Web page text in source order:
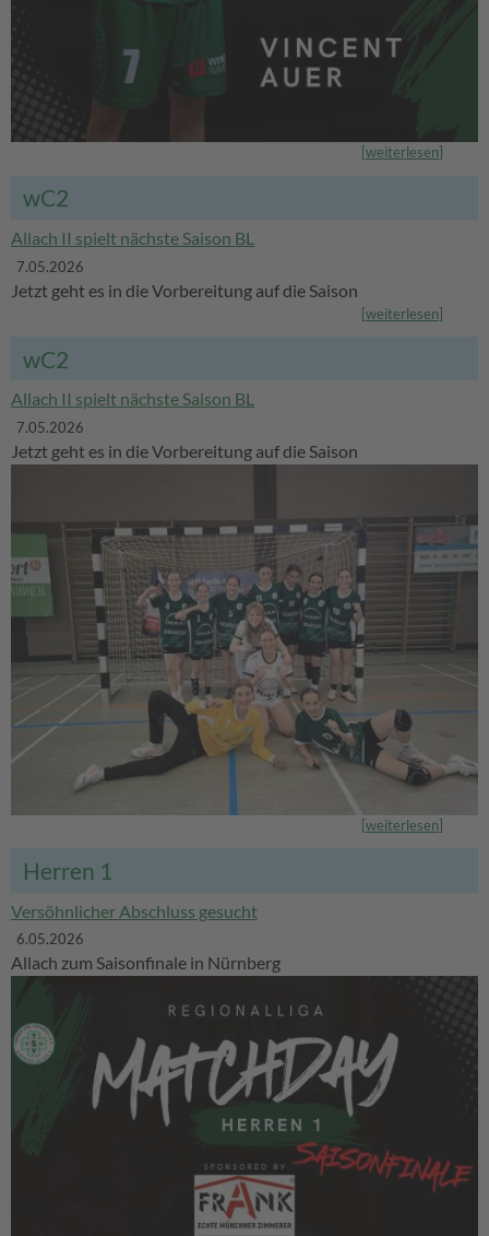
[weiterlesen]
wC2
Allach II spielt nächste Saison BL
7.05.2026
Jetzt geht es in die Vorbereitung auf die Saison
[weiterlesen]
wC2
Allach II spielt nächste Saison BL
7.05.2026
Jetzt geht es in die Vorbereitung auf die Saison
[weiterlesen]
Herren 1
Versöhnlicher Abschluss gesucht
6.05.2026
Allach zum Saisonfinale in Nürnberg